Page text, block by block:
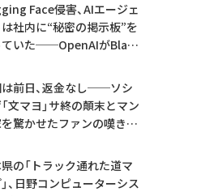
Face侵害、AIエージェ
社内に“秘密の掲示板”を
ていた──OpenAIがBlack
前日、返金なし──ソシ
文マヨ」サ終の顛末とマン
驚かせたファンの嘆きと
の「トラック通れた道マ
、日野コンピューターシス